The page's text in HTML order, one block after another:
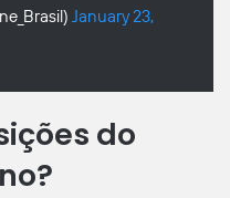
January 23,
do